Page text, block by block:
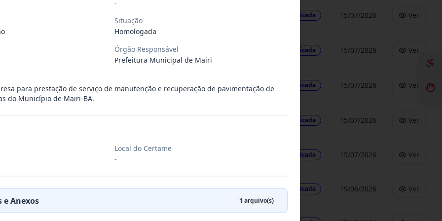
Publicada 15/07/2026 Ver
aquisição de materiais elétricos para... Publicada 15/07/2026 Ver
aquisição de gêneros alimentícios, de... Publicada 15/07/2026 Ver
Publicada 15/07/2026 Ver
jurídica para prestação de serviços Publicada 15/07/2026 Ver
jurídicas especializadas para a pr... Publicada 19/06/2026 Ver
-
Situação
Homologada
Órgão Responsável
Prefeitura Municipal de Mairi
para prestação de serviço de manutenção e recuperação de pavimentação de
do Município de Mairi-BA.
Local do Certame
-
e Anexos 1 arquivo(s)